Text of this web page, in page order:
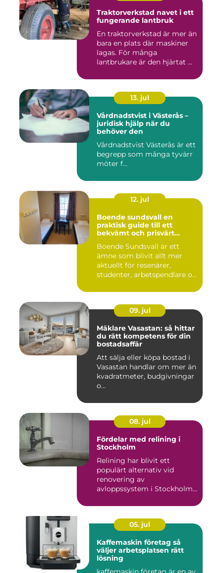
Traktorverkstad navet i ett
fungerande lantbruk
En traktorverkstad är mer än
bara en plats där maskiner
lagas. För många
lantbrukare är den hjärtat ...
13. jul
Vårdnadstvist i Västerås –
juridisk hjälp när du
behöver den
Vårdnadstvist Västerås är ett
begrepp som många tyvärr
möter f...
12. jul
Boende sundsvall en
praktisk guide till ett
bekvämt och prisvärt
Boende Sundsvall är ett
ämne som blivit allt mer
aktuellt för resenärer,
studenter, arbetspendlare o...
09. jul
Mäklare Vasastan: så hittar
du rätt kompetens för din
bostadsaffär
Att sälja eller köpa bostad i
Vasastan handlar om mer än
kvadratmeter, budgivningar
o...
08. jul
Fördelar med relining i
Stockholm
Relining har blivit ett
populärt alternativ vid
renovering av
avloppssystem i Stockholm.
05. jul
Kaffemaskin företag så
väljer arbetsplatsen rätt
lösning